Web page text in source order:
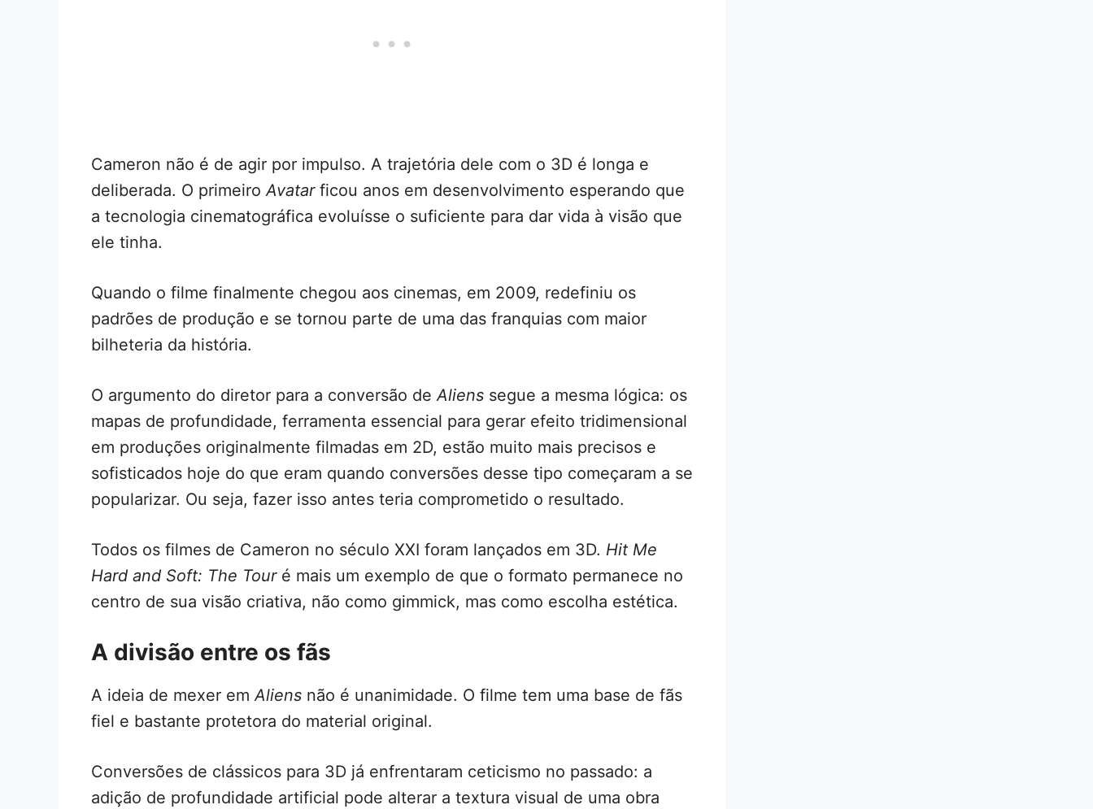
Cameron não é de agir por impulso. A trajetória dele com o 3D é longa e
deliberada. O primeiroAvatarficou anos em desenvolvimento esperando que
a tecnologia cinematográfica evoluísse o suficiente para dar vida à visão que
ele tinha.
Quando o filme finalmente chegou aos cinemas, em 2009, redefiniu os
padrões de produção e se tornou parte de uma das franquias com maior
bilheteria da história.
O argumento do diretor para a conversão deAliens segue a mesma lógica: os
mapas de profundidade, ferramenta essencial para gerar efeito tridimensional
em produções originalmente filmadas em 2D, estão muito mais precisos e
sofisticados hoje do que eram quando conversões desse tipo começaram a se
popularizar. Ou seja, fazer isso antes teria comprometido o resultado.
Todos os filmes de Cameron no século XXI foram lançados em 3D. Hit Me
Hard and Soft: The Touré mais um exemplo de que o formato permanece no
centro de sua visão criativa, não como gimmick, mas como escolha estética.
A divisão entre os fãs
A ideia de mexer emAliens não é unanimidade. O filme tem uma base de fãs
fiel e bastante protetora do material original.
Conversões de clássicos para 3D já enfrentaram ceticismo no passado: a
adição de profundidade artificial pode alterar a textura visual de uma obra